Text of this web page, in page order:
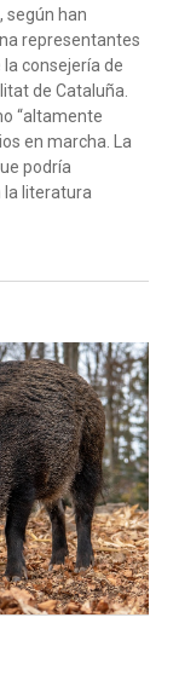
según han
representantes
consejería de
tat de Cataluña
“altamente
en marcha.
La
podría
la literatura